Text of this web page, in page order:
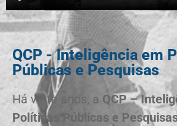
QCP - Inteligência em
Públicas e Pesquisas
Há vinte anos, a QCP –
Políticas Públicas e